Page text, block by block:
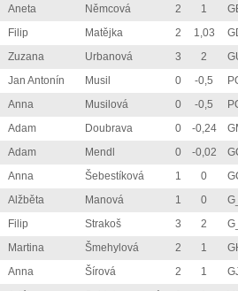
Aneta Němcová 2 1
Filip Matějka 2 1,03
Zuzana Urbanová 3 2
Jan Antonín Musil 0 -0,5
Anna Musilová 0 -0,5
Adam Doubrava 0 -0,24
Adam Mendl 0 -0,02
Anna Šebestíková 1 0
Alžběta Manová 1 0
Filip Strakoš 3 2
Martina Šmehylová 2 1
Anna Šírová 2 1